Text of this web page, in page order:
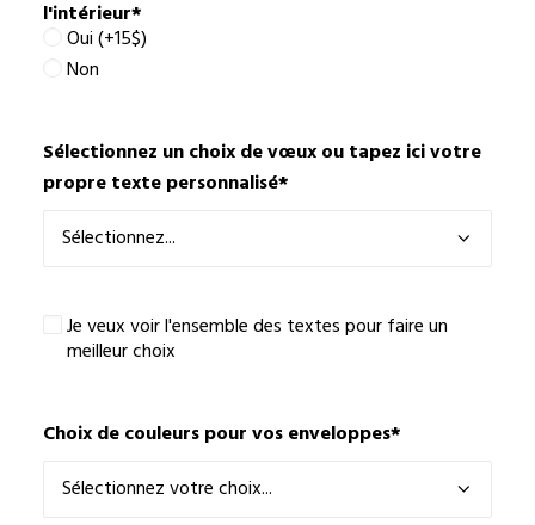
l'intérieur*
Oui (+15$)
Non
Sélectionnez un choix de vœux ou tapez ici votre
propre texte personnalisé*
veux
des
pour
faire
Je veux voir l'ensemble des textes pour faire un
meilleur choix
Choix de couleurs pour vos enveloppes*